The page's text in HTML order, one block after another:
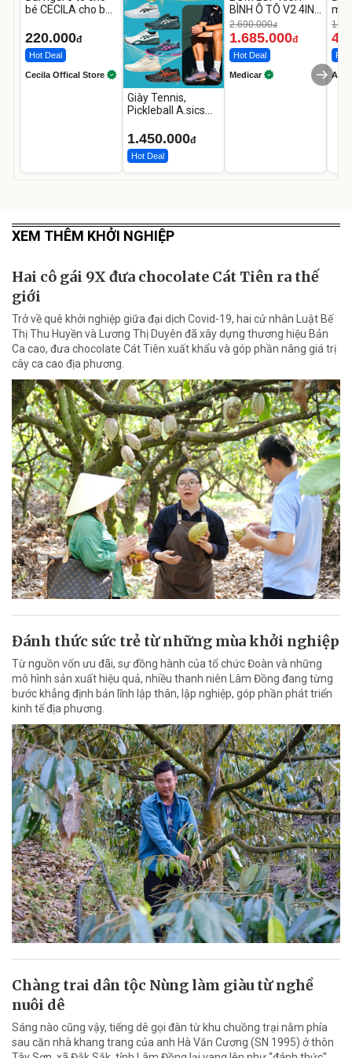
bé CECILA cho bé
220.000đ
Hot Deal
Cecila Offical Store
Giày Tennis,
Pickleball A.sics
Các Phối Màu
1.450.000đ
Hot Deal
BÌNH Ô TÔ V2 4IN1
Medicar
12.000mAh
2.690.000đ
1.685.000đ
Hot Deal
Medicar A
XEM THÊM KHỞI NGHIỆP
Hai cô gái 9X đưa chocolate Cát Tiên ra thế
giới
Trở về quê khởi nghiệp giữa đại dịch Covid-19, hai cử nhân Luật Bế
Thị Thu Huyền và Lương Thị Duyên đã xây dựng thương hiệu Bản
Ca cao, đưa chocolate Cát Tiên xuất khẩu và góp phần nâng giá trị
cây ca cao địa phương.
Đánh thức sức trẻ từ những mùa khởi nghiệp
Từ nguồn vốn ưu đãi, sự đồng hành của tổ chức Đoàn và những
mô hình sản xuất hiệu quả, nhiều thanh niên Lâm Đồng đang từng
bước khẳng định bản lĩnh lập thân, lập nghiệp, góp phần phát triển
kinh tế địa phương.
Chàng trai dân tộc Nùng làm giàu từ nghề
nuôi dê
Sáng nào cũng vậy, tiếng dê gọi đàn từ khu chuồng trại nằm phía
sau căn nhà khang trang của anh Hà Văn Cương (SN 1995) ở thôn